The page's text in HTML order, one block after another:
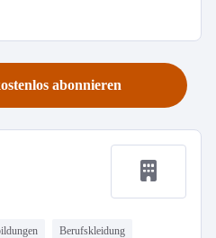
abonnieren
Berufskleidung